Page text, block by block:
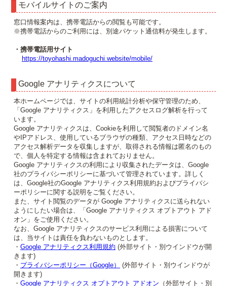
モバイルサイトのご案内
窓口情報案内は、携帯電話からの閲覧も可能です。
※携帯電話からのご利用には、別途パケット通信料が発生します。
・携帯電話用サイト
https://toyohashi.madoguchi.website/mobile/
Google アナリティクスについて
本ホームページでは、サイトの利用統計分析や保守管理のため、
「Google アナリティクス」を利用したアクセスログ解析を行って
います。
Google アナリティクスは、Cookieを利用して閲覧者のドメイン名
やIPアドレス、使用しているブラウザの種類、アクセス日時などの
アクセス解析データを収集しますが、取得される情報は匿名のもの
で、個人を特定する情報は含まれておりません。
Google アナリティクスの利用により収集されたデータは、Google
社のプライバシーポリシーに基づいて管理されています。詳しく
は、Google社のGoogle アナリティクス利用規約およびプライバシ
ーポリシーに関する説明をご覧ください。
また、サイト閲覧のデータが Google アナリティクスに送られない
ようにしたい場合は、「Google アナリティクス オプトアウト アド
オン」をご使用ください。
なお、Google アナリティクスのサービス利用による損害について
は、当サイトは責任を負わないものとします。
・ Google アナリティクス利用規約 (外部サイト・別ウインドウが開
きます)
・ プライバシーポリシー（Google）
(外部サイト・別ウインドウが
開きます)
・ Google アナリティクス オプトアウト アドオン （外部サイト・別